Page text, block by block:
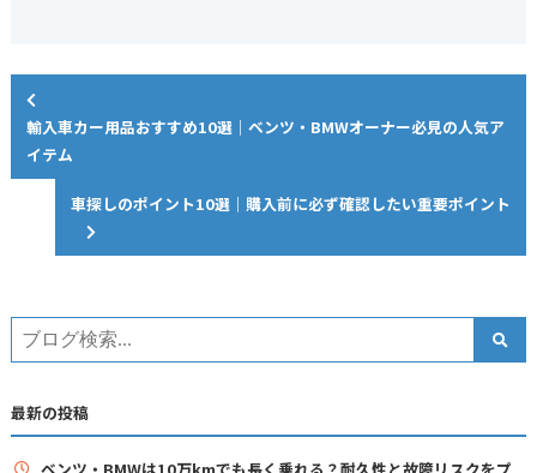
輸入車カー用品おすすめ10選｜ベンツ・BMWオーナー必見の人気ア
イテム
車探しのポイント10選｜購入前に必ず確認したい重要ポイント
最新の投稿